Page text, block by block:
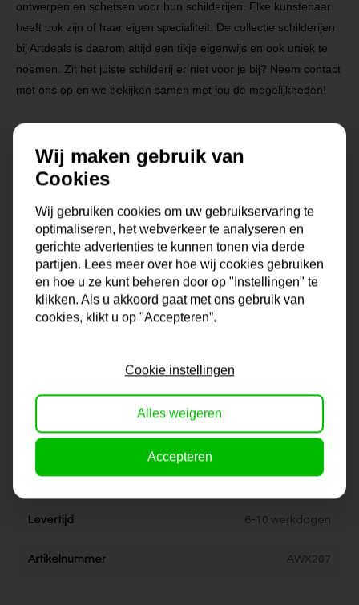
ontwerpen en schetsen voor hun schilderijen. Elke kunstenaar
heeft ook zijn of haar eigen specialiteit. De collectie schilderijen
bij Artdeals is daarom altijd een tikje eigenwijs en ook uniek te
noemen. Zit het juiste schilderij er niet voor je bij? Neem contact
met ons op en we bekijken samen met jou de mogelijkheden!
Gratis verzending vanaf €99,95!
Specificaties
Maat 0x0x0 cm
Origineel schilderij van onze
Dikte 4 cm
Stijl kleurrijk, modern
Levertijd 6-10 werkdagen
Artikelnummer AWX207
Wij maken gebruik van
Cookies
Wij gebruiken cookies om uw gebruikservaring te
optimaliseren, het webverkeer te analyseren en
gerichte advertenties te kunnen tonen via derde
partijen. Lees meer over hoe wij cookies gebruiken
en hoe u ze kunt beheren door op "Instellingen" te
klikken. Als u akkoord gaat met ons gebruik van
cookies, klikt u op "Accepteren”.
Cookie instellingen
Alles weigeren
Accepteren